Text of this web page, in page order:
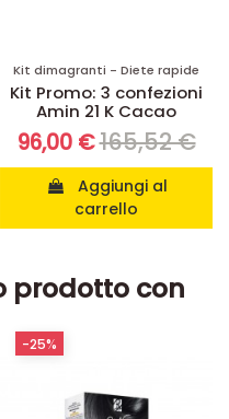
Kit dimagranti - Diete rapide
Kit Promo: 3 confezioni
Amin 21 K Cacao
96,00 €165,52 €
carrello
prodotto con
-25%